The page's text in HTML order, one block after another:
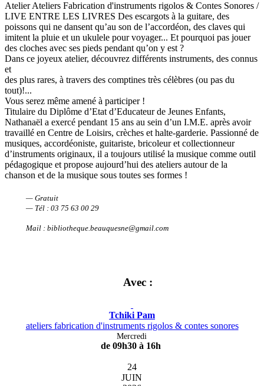
Atelier Ateliers Fabrication d'instruments rigolos & Contes Sonores /
LIVE ENTRE LES LIVRES Des escargots à la guitare, des
poissons qui ne dansent qu’au son de l’accordéon, des claves qui
imitent la pluie et un ukulele pour voyager... Et pourquoi pas jouer
des cloches avec ses pieds pendant qu’on y est ?
Dans ce joyeux atelier, découvrez différents instruments, des connus
et
des plus rares, à travers des comptines très célèbres (ou pas du
tout)!...
Vous serez même amené à participer !
Titulaire du Diplôme d’Etat d’Educateur de Jeunes Enfants,
Nathanaël a exercé pendant 15 ans au sein d’un I.M.E. après avoir
travaillé en Centre de Loisirs, crèches et halte-garderie. Passionné de
musiques, accordéoniste, guitariste, bricoleur et collectionneur
d’instruments originaux, il a toujours utilisé la musique comme outil
pédagogique et propose aujourd’hui des ateliers autour de la
chanson et de la musique sous toutes ses formes !
— Gratuit
— Tél : 03 75 63 00 29
Mail : bibliotheque.beauquesne@gmail.com
Avec :
Tchiki Pam
ateliers fabrication d'instruments rigolos & contes sonores
Mercredi
de 09h30 à 16h
24
JUIN